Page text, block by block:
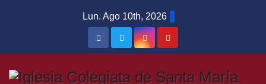
Lun. Ago 10th, 2026